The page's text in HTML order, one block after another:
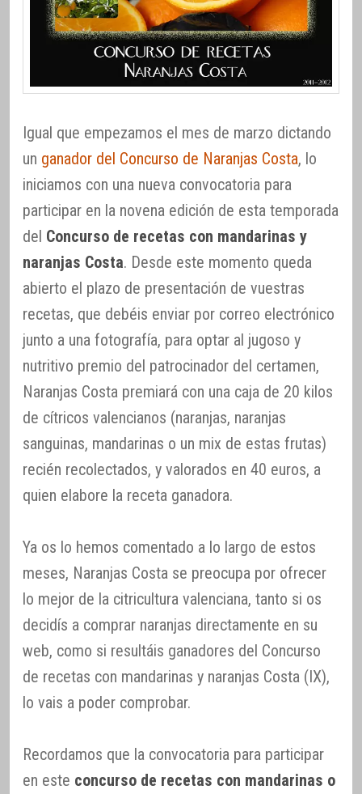
Igual que empezamos el mes de marzo dictando
un ganador del Concurso de Naranjas Costa, lo
iniciamos con una nueva convocatoria para
participar en la novena edición de esta temporada
del Concurso de recetas con mandarinas y
naranjas Costa. Desde este momento queda
abierto el plazo de presentación de vuestras
recetas, que debéis enviar por correo electrónico
junto a una fotografía, para optar al jugoso y
nutritivo premio del patrocinador del certamen,
Naranjas Costa premiará con una caja de 20 kilos
de cítricos valencianos (naranjas, naranjas
sanguinas, mandarinas o un mix de estas frutas)
recién recolectados, y valorados en 40 euros, a
quien elabore la receta ganadora.
Ya os lo hemos comentado a lo largo de estos
meses, Naranjas Costa se preocupa por ofrecer
lo mejor de la citricultura valenciana, tanto si os
decidís a comprar naranjas directamente en su
web, como si resultáis ganadores del Concurso
de recetas con mandarinas y naranjas Costa (IX),
lo vais a poder comprobar.
Recordamos que la convocatoria para participar
en este concurso de recetas con mandarinas o